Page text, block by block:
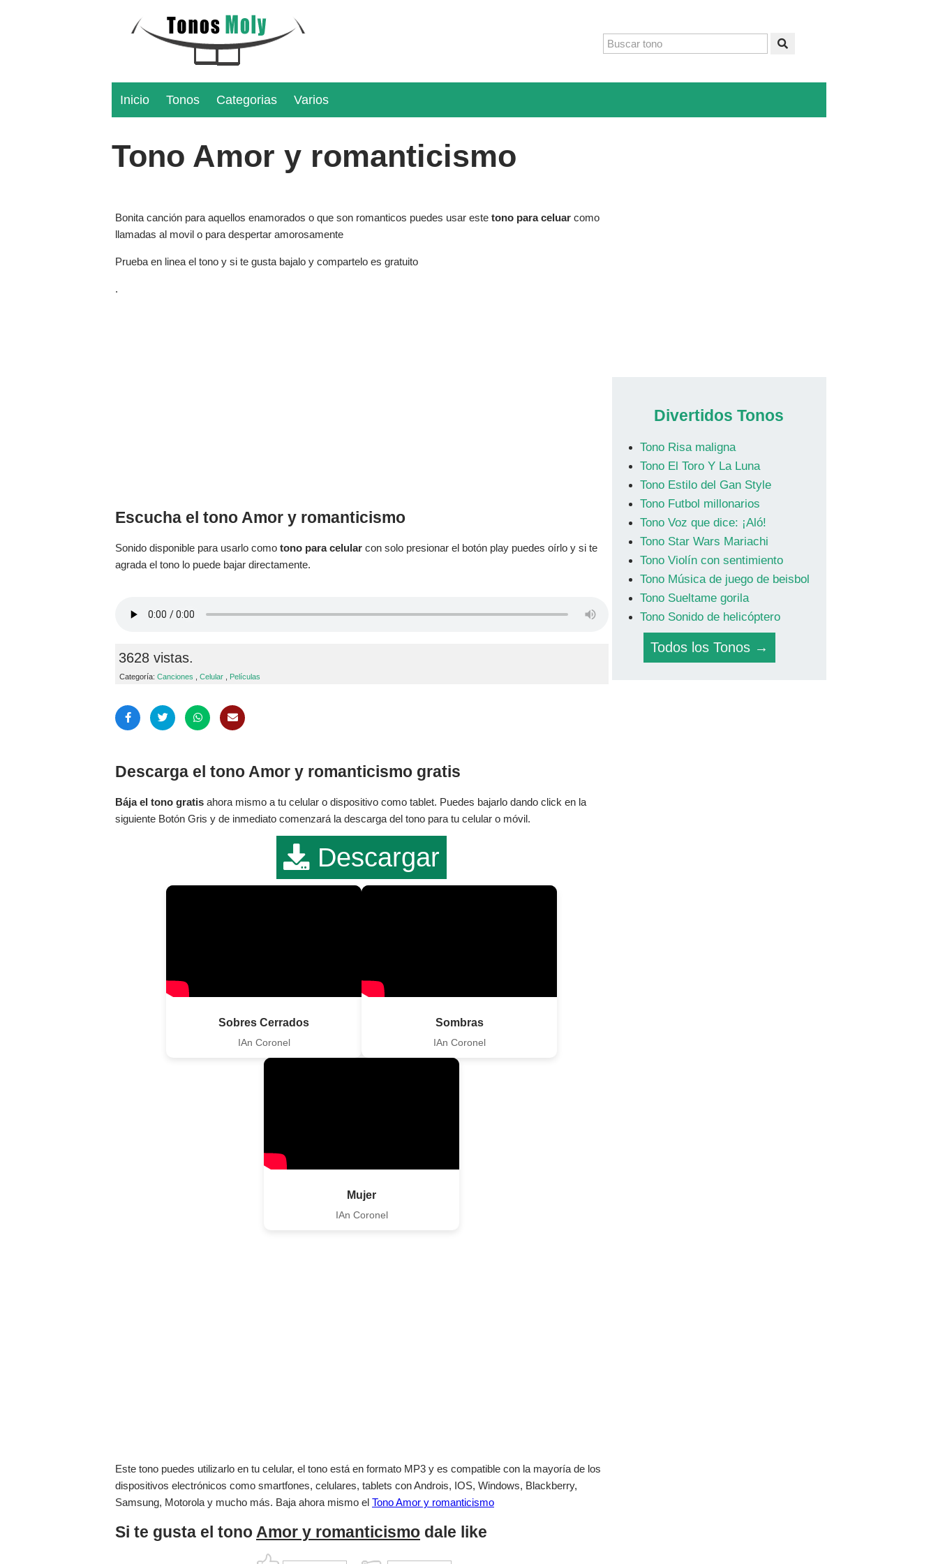
Inicio Tonos Categorias Varios
Tono Amor y romanticismo
Bonita canción para aquellos enamorados o que son romanticos puedes usar este tono para celuar como
llamadas al movil o para despertar amorosamente
Prueba en linea el tono y si te gusta bajalo y compartelo es gratuito
.
Escucha el tono Amor y romanticismo
Sonido disponible para usarlo como tono para celular con solo presionar el botón play puedes oírlo y si te
agrada el tono lo puede bajar directamente.
3628 vistas.
Categoría: Canciones Celular Películas
Descarga el tono Amor y romanticismo gratis
Bája el tono gratis ahora mismo a tu celular o dispositivo como tablet. Puedes bajarlo dando click en la
siguiente Botón Gris y de inmediato comenzará la descarga del tono para tu celular o móvil.
Descargar
Sobres Cerrados
IAn Coronel
Sombras
IAn Coronel
Mujer
IAn Coronel
Este tono puedes utilizarlo en tu celular, el tono está en formato MP3 y es compatible con la mayoría de los
dispositivos electrónicos como smartfones, celulares, tablets con Androis, IOS, Windows, Blackberry,
Samsung, Motorola y mucho más. Baja ahora mismo el Tono Amor y romanticismo
Si te gusta el tono Amor y romanticismo dale like
Divertidos Tonos
Tono Risa maligna
Tono El Toro Y La Luna
Tono Estilo del Gan Style
Tono Futbol millonarios
Tono Voz que dice: ¡Aló!
Tono Star Wars Mariachi
Tono Violín con sentimiento
Tono Música de juego de beisbol
Tono Sueltame gorila
Tono Sonido de helicóptero
Todos los Tonos →